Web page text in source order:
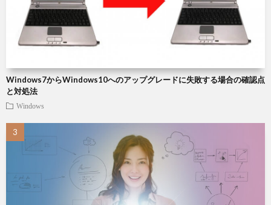
Windows7からWindows10へのアップグレードに失敗する場合の確認点
と対処法
Windows